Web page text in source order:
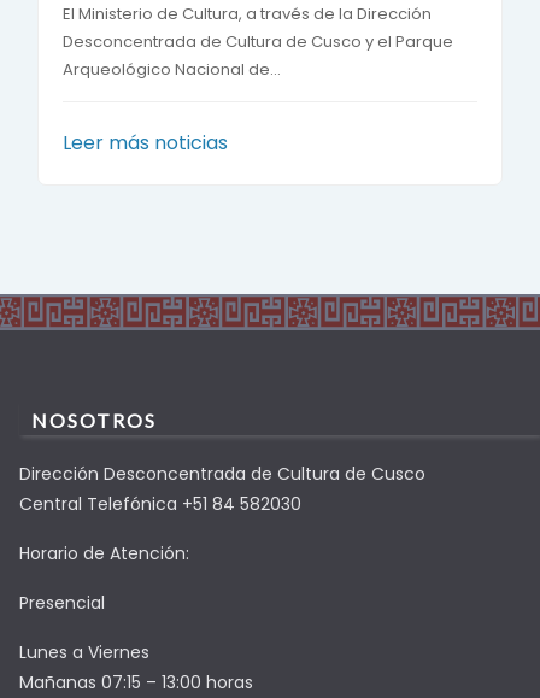
El Ministerio de Cultura, a través de la Dirección
Desconcentrada de Cultura de Cusco y el Parque
Arqueológico Nacional de...
Leer más noticias
NOSOTROS
Dirección Desconcentrada de Cultura de Cusco
Central Telefónica +51 84 582030
Horario de Atención:
Presencial
Lunes a Viernes
Mañanas 07:15 – 13:00 horas